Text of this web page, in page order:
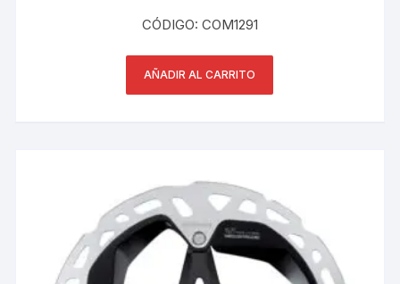
CÓDIGO: COM1291
AÑADIR AL CARRITO